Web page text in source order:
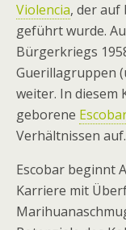
Violencia, der
geführt wurde.
Bürgerkriegs
Guerillagruppen
weiter. In diesem
geborene
Verhältnissen auf.
Escobar beginnt
Karriere mit